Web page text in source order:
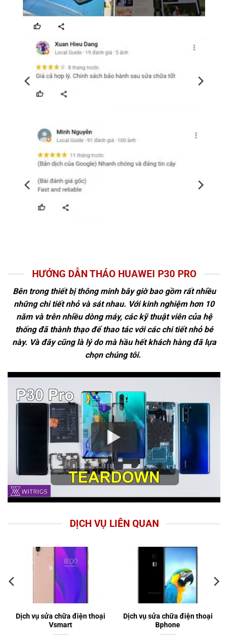
HƯỚNG DẪN THÁO HUAWEI P30 PRO
Bên trong thiết bị thông minh bây giờ bao gồm rất nhiều
những chi tiết nhỏ và sát nhau. Với kinh nghiệm hơn 10
năm và trên nhiều dòng máy, các kỹ thuật viên của hệ
thống đã thành thạo để thao tác với các chi tiết nhỏ bé
này. Và đây cũng là lý do mà hầu hết khách hàng đã lựa
chọn chúng tôi.
DỊCH VỤ LIÊN QUAN
Dịch vụ sửa chữa điện thoại
Vsmart
Dịch vụ sửa chữa điện thoại
Bphone